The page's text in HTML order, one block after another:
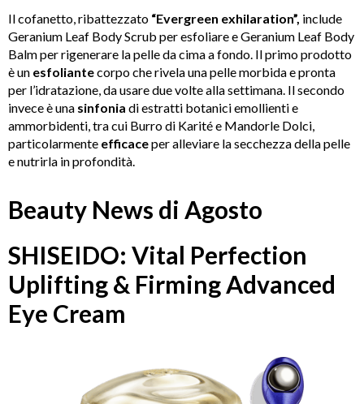
Il cofanetto, ribattezzato “Evergreen exhilaration”, include
Geranium Leaf Body Scrub per esfoliare e Geranium Leaf Body
Balm per rigenerare la pelle da cima a fondo. Il primo prodotto
è un esfoliantecorpo che rivela una pelle morbida e pronta
per l’idratazione, da usare due volte alla settimana. Il secondo
invece è una sinfonia di estratti botanici emollienti e
ammorbidenti, tra cui Burro di Karité e Mandorle Dolci,
particolarmente efficaceper alleviare la secchezza della pelle
e nutrirla in profondità.
Beauty News di Agosto
SHISEIDO: Vital Perfection
Uplifting & Firming Advanced
Eye Cream